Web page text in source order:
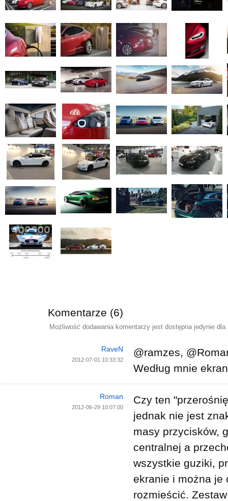
Komentarze (6)
Możliwość dodawania komentarzy jest dostępna jedynie
RaveN
2012-07-01 10:33:32
@ramzes,
Według mnie
Roman
2012-06-29 10:07:00
Czy ten
jednak nie jest
masy przycisków,
centralnej a
wszystkie guziki,
ekranie i można je
rozmieścić.